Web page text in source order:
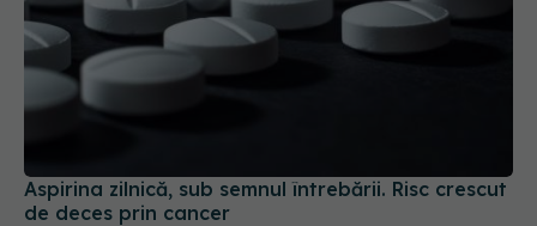
Aspirina zilnică, sub semnul întrebării. Risc crescut
de deces prin cancer